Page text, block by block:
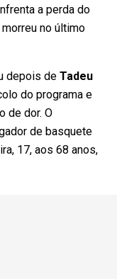
a perda do
morreu no último
depois de Tadeu
do programa e
de dor. O
de basquete
17, aos 68 anos,